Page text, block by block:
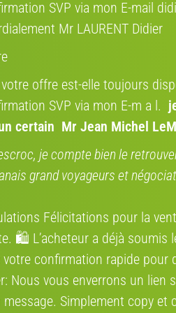
499 Wh
dans le moyeu
vélo passe entre les mains de notre
nous permettant de garantir leur fiabilité
SVP via mon E-mail
Mr LAURENT Didier
offre est-elle toujours
SVP via mon E-m a l.
certain Mr Jean Michel
je compte bien le
grand voyageurs et
Félicitations pour la
🛍️ L’acheteur a déjà soumis
votre confirmation rapide
Nous vous enverrons un lien
Simplement сору et